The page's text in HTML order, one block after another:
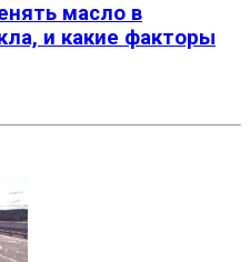
масло в
и какие факторы